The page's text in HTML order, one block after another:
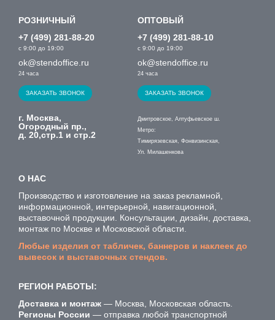
РОЗНИЧНЫЙ
+7 (499) 281-88-20
с 9:00 до 19:00
ok@stendoffice.ru
24 часа
ЗАКАЗАТЬ ЗВОНОК
ОПТОВЫЙ
+7 (499) 281-88-10
с 9:00 до 19:00
ok@stendoffice.ru
24 часа
ЗАКАЗАТЬ ЗВОНОК
г. Москва,
Огородный пр.,
д. 20,стр.1 и стр.2
Дмитровское, Алтуфьевское ш.
Метро:
Тимирязевская, Фонвизинская,
Ул. Милашенкова
О НАС
Производство и изготовление на заказ рекламной,
информационной, интерьерной, навигационной,
выставочной продукции. Консультации, дизайн, доставка,
монтаж по Москве и Московской области.
Любые изделия от табличек, баннеров и наклеек до
вывесок и выставочных стендов.
РЕГИОН РАБОТЫ:
Доставка и монтаж — Москва, Московская область.
Регионы России — отправка любой транспортной